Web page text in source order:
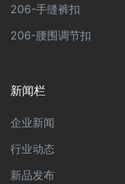
206-手缝裤扣
206-腰围调节扣
新闻栏
企业新闻
行业动态
新品发布